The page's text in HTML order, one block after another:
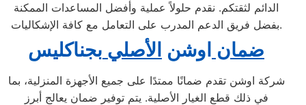
الدائم لثقتكم. نقدم حلولاً عملية وأفضل المساعدات الممكنة
بفضل فريق الدعم المدرب على التعامل مع كافة الإشكاليات.
ضمان اوشن الأصلي بجناكليس
شركة اوشن تقدم ضمانًا ممتدًا على جميع الأجهزة المنزلية، بما
في ذلك قطع الغيار الأصلية. يتم توفير ضمان يعالج أبرز